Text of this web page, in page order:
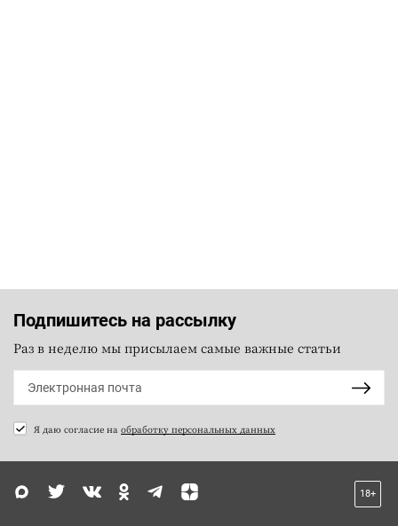
Подпишитесь на рассылку
Раз в неделю мы присылаем самые важные статьи
Я даю согласие на обработку персональных данных
18+